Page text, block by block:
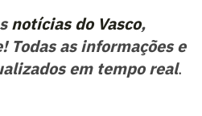
notícias do Vasco,
Todas as informações e
em tempo real.